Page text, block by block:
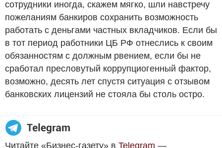
сотрудники иногда, скажем мягко, шли навстречу
пожеланиям банкиров сохранить возможность
работать с деньгами частных вкладчиков. Если бы
в тот период работники ЦБ РФ отнеслись к своим
обязанностям с должным рвением, если бы не
сработал пресловутый коррупциогенный фактор,
возможно, десять лет спустя ситуация с отзывом
банковских лицензий не стояла бы столь остро.
Читайте «Бизнес-газету» в Telegram —